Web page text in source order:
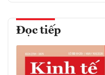
Đọc tiếp